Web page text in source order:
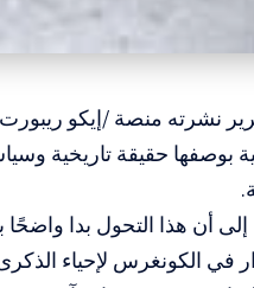
نشرته منصة /إيكو
بوصفها حقيقة تاريخية
إلى أن هذا التحول بدا